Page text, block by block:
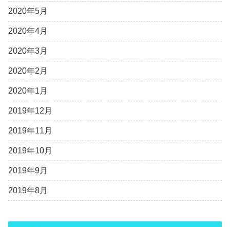
2020年5月
2020年4月
2020年3月
2020年2月
2020年1月
2019年12月
2019年11月
2019年10月
2019年9月
2019年8月